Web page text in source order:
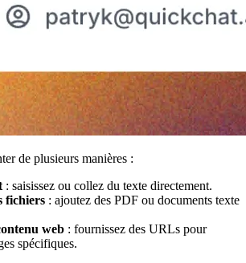
de plusieurs manières :
: saisissez ou collez du texte directement.
fichiers : ajoutez des PDF ou documents texte
web : fournissez des URLs pour
spécifiques.